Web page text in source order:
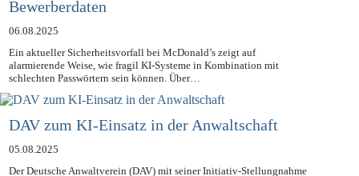
McDonald’s KI-Chatbot offenbart 64 Mio.
Bewerberdaten
06.08.2025
Ein aktueller Sicherheitsvorfall bei McDonald’s zeigt auf
alarmierende Weise, wie fragil KI-Systeme in Kombination mit
schlechten Passwörtern sein können. Über…
DAV zum KI-Einsatz in der Anwaltschaft
05.08.2025